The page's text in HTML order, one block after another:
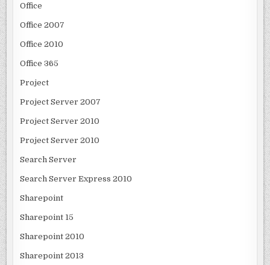
Office
Office 2007
Office 2010
Office 365
Project
Project Server 2007
Project Server 2010
Project Server 2010
Search Server
Search Server Express 2010
Sharepoint
Sharepoint 15
Sharepoint 2010
Sharepoint 2013